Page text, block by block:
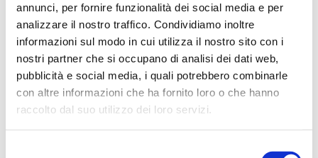
annunci, per fornire funzionalità dei social media e per
analizzare il nostro traffico. Condividiamo inoltre
informazioni sul modo in cui utilizza il nostro sito con i
nostri partner che si occupano di analisi dei dati web,
pubblicità e social media, i quali potrebbero combinarle
con altre informazioni che ha fornito loro o che hanno
raccolto dal suo utilizzo dei loro servizi.
Recent Posts